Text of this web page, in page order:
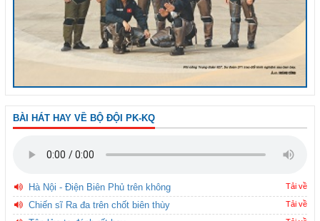
BÀI HÁT HAY VỀ BỘ ĐỘI PK-KQ
Hà Nội - Điện Biên Phủ trên không Tải về
Chiến sĩ Ra đa trên chốt biên thùy Tải về